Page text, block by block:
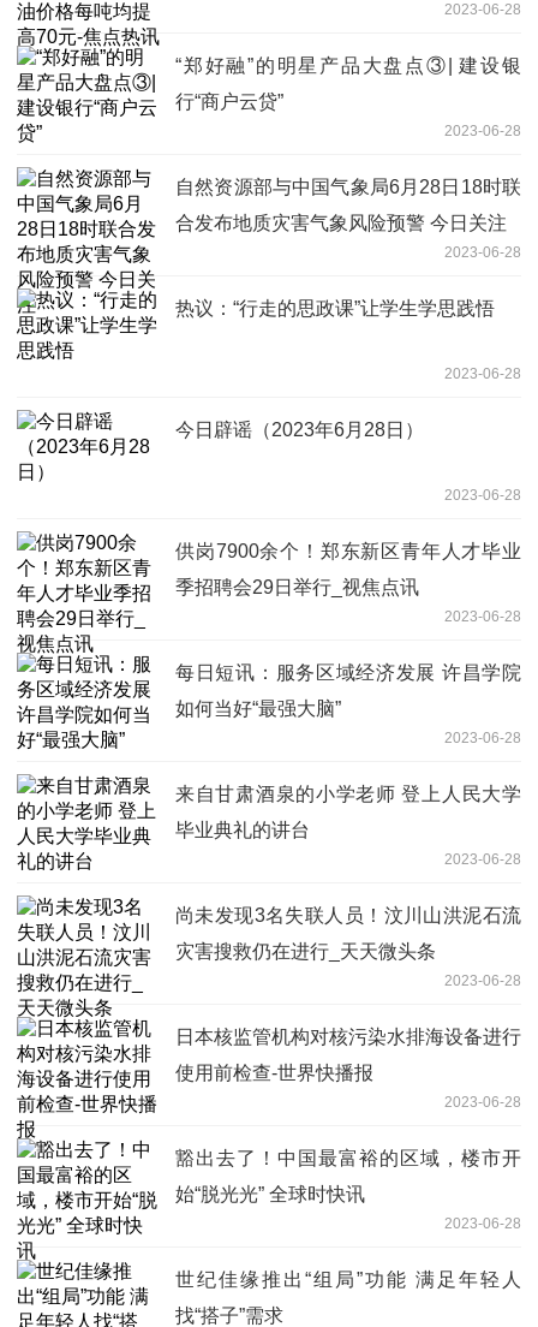
2023-06-28
“郑好融”的明星产品大盘点③| 建设银
行“商户云贷”
2023-06-28
自然资源部与中国气象局6月28日18时联
合发布地质灾害气象风险预警 今日关注
2023-06-28
热议：“行走的思政课”让学生学思践悟
2023-06-28
今日辟谣（2023年6月28日）
2023-06-28
供岗7900余个！郑东新区青年人才毕业
季招聘会29日举行_视焦点讯
2023-06-28
每日短讯：服务区域经济发展 许昌学院
如何当好“最强大脑”
2023-06-28
来自甘肃酒泉的小学老师 登上人民大学
毕业典礼的讲台
2023-06-28
尚未发现3名失联人员！汶川山洪泥石流
灾害搜救仍在进行_天天微头条
2023-06-28
日本核监管机构对核污染水排海设备进行
使用前检查-世界快播报
2023-06-28
豁出去了！中国最富裕的区域，楼市开
始“脱光光” 全球时快讯
2023-06-28
世纪佳缘推出“组局”功能 满足年轻人
找“搭子”需求